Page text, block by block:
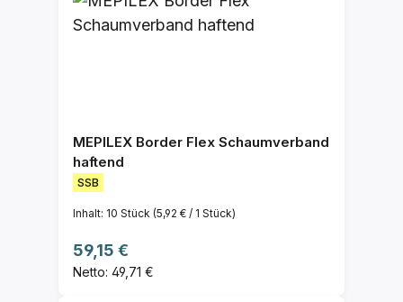
MEPILEX Border Flex Schaumverband
haftend
SSB
Inhalt: 10 Stück (5,92 € / 1 Stück)
Regulärer Preis:
59,15 €
Netto: 49,71 €